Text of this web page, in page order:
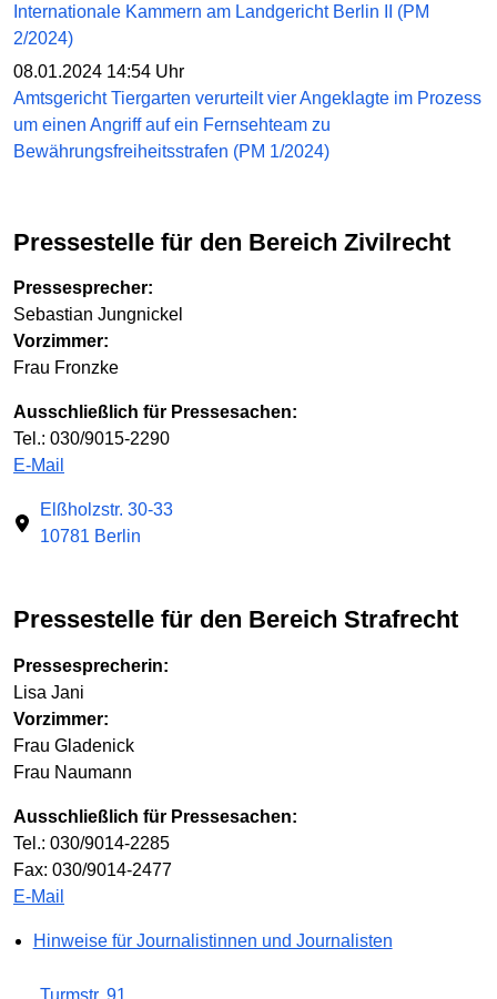
Internationale Kammern am Landgericht Berlin II (PM
2/2024)
08.01.2024 14:54 Uhr
Amtsgericht Tiergarten verurteilt vier Angeklagte im Prozess
um einen Angriff auf ein Fernsehteam zu
Bewährungsfreiheitsstrafen (PM 1/2024)
Pressestelle für den Bereich Zivilrecht
Pressesprecher:
Sebastian Jungnickel
Vorzimmer:
Frau Fronzke
Ausschließlich für Pressesachen:
Tel.: 030/9015-2290
E-Mail
Elßholzstr. 30-33
10781 Berlin
Pressestelle für den Bereich Strafrecht
Pressesprecherin:
Lisa Jani
Vorzimmer:
Frau Gladenick
Frau Naumann
Ausschließlich für Pressesachen:
Tel.: 030/9014-2285
Fax: 030/9014-2477
E-Mail
Hinweise für Journalistinnen und Journalisten
Turmstr. 91